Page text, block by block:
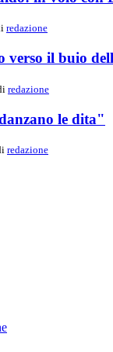
redazione
verso il buio
redazione
le dita"
redazione